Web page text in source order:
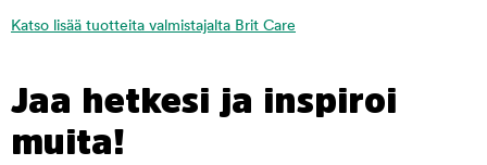
Katso lisää tuotteita valmistajalta Brit Care
Jaa hetkesi ja inspiroi
muita!